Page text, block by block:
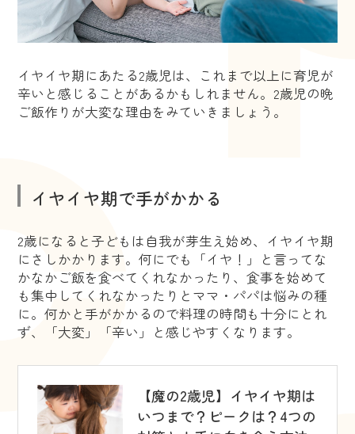
イヤイヤ期にあたる2歳児は、これまで以上に育児が
辛いと感じることがあるかもしれません。2歳児の晩
ご飯作りが大変な理由をみていきましょう。
イヤイヤ期で手がかかる
2歳になると子どもは自我が芽生え始め、イヤイヤ期
にさしかかります。何にでも「イヤ！」と言ってな
かなかご飯を食べてくれなかったり、食事を始めて
も集中してくれなかったりとママ・パパは悩みの種
に。何かと手がかかるので料理の時間も十分にとれ
ず、「大変」「辛い」と感じやすくなります。
【魔の2歳児】イヤイヤ期は
いつまで？ピークは？4つの